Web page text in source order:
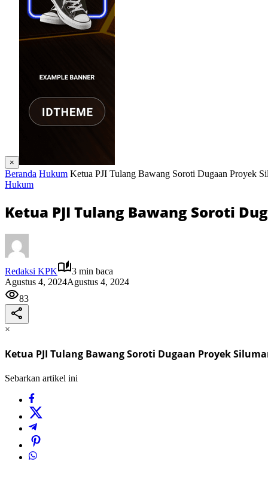
×
Beranda Hukum Ketua PJI Tulang Bawang Soroti Dugaan Proyek
Hukum
Ketua PJI Tulang Bawang Soroti
Redaksi KPK
3 min baca
Agustus 4, 2024Agustus 4, 2024
83
×
Ketua PJI Tulang Bawang Soroti Dugaan Proyek
Sebarkan artikel ini